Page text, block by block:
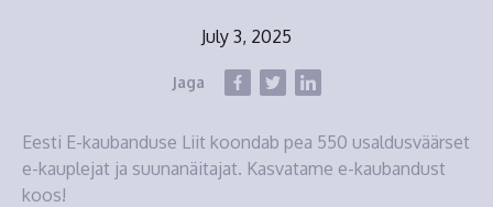
July 3, 2025
Jaga
Eesti E-kaubanduse Liit koondab pea 550 usaldusväärset
e-kauplejat ja suunanäitajat. Kasvatame e-kaubandust
koos!